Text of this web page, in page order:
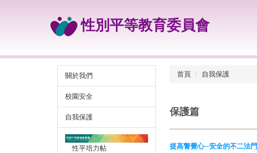
容
性別平等教育委員會
關於我們
校園安全
自我保護
性平培力帖
首頁 自我保護
保護篇
提高警覺心─安全的不二法門